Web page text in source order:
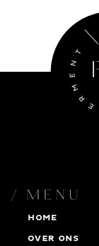
OVER ONS
HOME
/ MENU